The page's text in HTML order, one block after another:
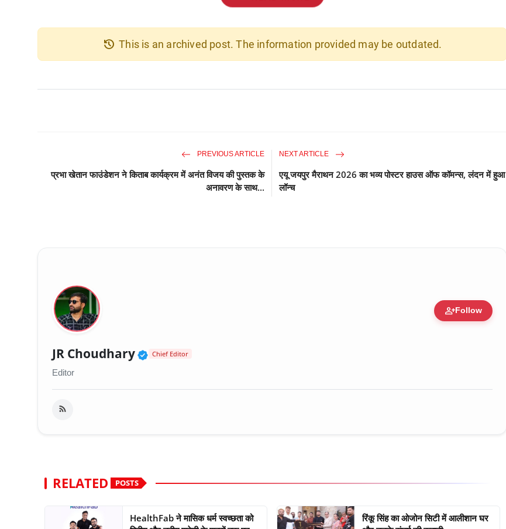
history This is an archived post. The information provided may be outdated.
PREVIOUS ARTICLE
प्रभा खेतान फाउंडेशन ने किताब कार्यक्रम में अनंत विजय की पुस्तक के
अनावरण के साथ...
NEXT ARTICLE
एयू जयपुर मैराथन 2026 का भव्य पोस्टर हाउस ऑफ कॉमन्स, लंदन में हुआ
लॉन्च
person_addFollow
JR Choudhary Verified Public Figure • 30 Mar, 2026
Chief Editor
Editor
RELATED POSTS
HealthFab ने मासिक धर्म स्वच्छता को
रिंकू सिंह का ओजोन सिटी में आलीशान घर